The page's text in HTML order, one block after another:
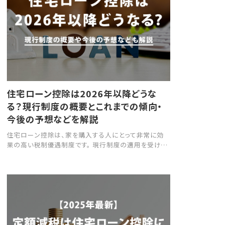
住宅ローン控除は2026年以降どうな
る？現行制度の概要とこれまでの傾向・
今後の予想などを解説
住宅ローン控除は、家を購入する人にとって非常に効
果の高い税制優遇制度です。 現行制度の適用を受ける
住宅ローン控除がどうなるのかはまだ公表されていま